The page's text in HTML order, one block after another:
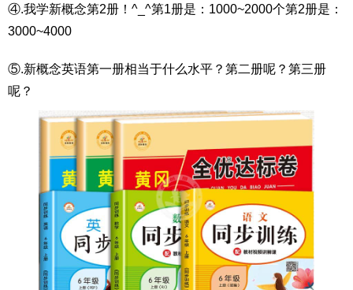
④.我学新概念第2册！^_^第1册是：1000~2000个第2册是：
3000~4000
⑤.新概念英语第一册相当于什么水平？第二册呢？第三册
呢？